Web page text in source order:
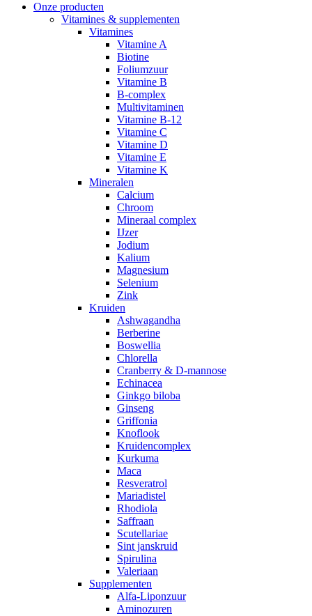
Onze producten
Vitamines & supplementen
Vitamines
Vitamine A
Biotine
Foliumzuur
Vitamine B
B-complex
Multivitaminen
Vitamine B-12
Vitamine C
Vitamine D
Vitamine E
Vitamine K
Mineralen
Calcium
Chroom
Mineraal complex
IJzer
Jodium
Kalium
Magnesium
Selenium
Zink
Kruiden
Ashwagandha
Berberine
Boswellia
Chlorella
Cranberry & D-mannose
Echinacea
Ginkgo biloba
Ginseng
Griffonia
Knoflook
Kruidencomplex
Kurkuma
Maca
Resveratrol
Mariadistel
Rhodiola
Saffraan
Scutellariae
Sint janskruid
Spirulina
Valeriaan
Supplementen
Alfa-Liponzuur
Aminozuren